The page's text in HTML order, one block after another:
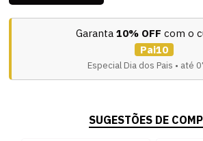
Garanta 10% OFF com o
Pai10
Especial Dia dos Pais • até
SUGESTÕES DE